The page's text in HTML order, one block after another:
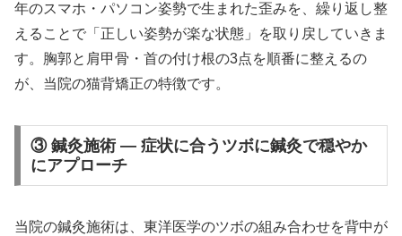
年のスマホ・パソコン姿勢で生まれた歪みを、繰り返し整
えることで「正しい姿勢が楽な状態」を取り戻していきま
す。胸郭と肩甲骨・首の付け根の3点を順番に整えるの
が、当院の猫背矯正の特徴です。
③ 鍼灸施術 — 症状に合うツボに鍼灸で穏やか
にアプローチ
当院の鍼灸施術は、東洋医学のツボの組み合わせを背中が